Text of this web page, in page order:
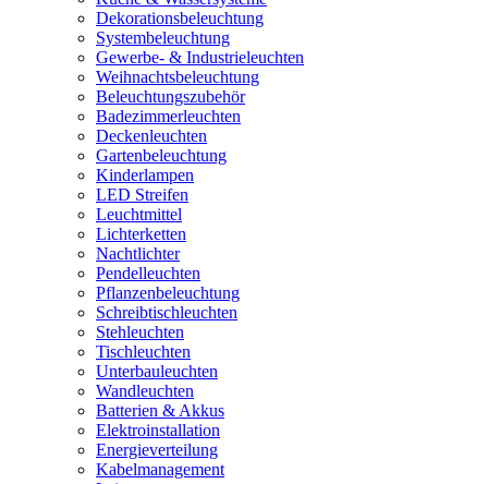
Dekorationsbeleuchtung
Systembeleuchtung
Gewerbe- & Industrieleuchten
Weihnachtsbeleuchtung
Beleuchtungszubehör
Badezimmerleuchten
Deckenleuchten
Gartenbeleuchtung
Kinderlampen
LED Streifen
Leuchtmittel
Lichterketten
Nachtlichter
Pendelleuchten
Pflanzenbeleuchtung
Schreibtischleuchten
Stehleuchten
Tischleuchten
Unterbauleuchten
Wandleuchten
Batterien & Akkus
Elektroinstallation
Energieverteilung
Kabelmanagement